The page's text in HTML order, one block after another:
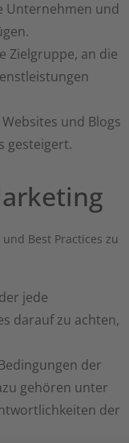
Unternehmen und
Zielgruppe, an die
und Blogs
gesteigert.
Best Practices zu
jede
darauf zu achten,
der
gehören unter
der